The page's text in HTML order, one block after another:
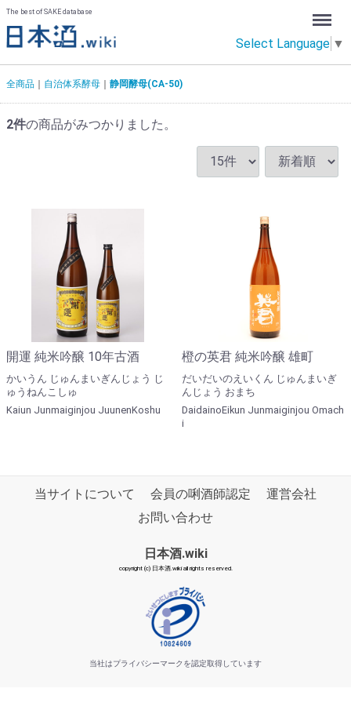
The best of SAKE database
Select Language ▼
Menu
全商品 自治体系酵母 静岡酵母(CA-50)
2件の商品がみつかりました。
開運 純米吟醸 10年古酒
かいうん じゅんまいぎんじょう じ
ゅうねんこしゅ
Kaiun Junmaiginjou JuunenKoshu
橙の英君 純米吟醸 雄町
だいだいのえいくん じゅんまいぎ
んじょう おまち
DaidainoEikun Junmaiginjou Omach
i
当サイトについて 会員の唎酒師認定
運営会社
お問い合わせ
日本酒.wiki
copyright (c) 日本酒.wiki all rights reserved.
当社はプライバシーマークを認定取得しています